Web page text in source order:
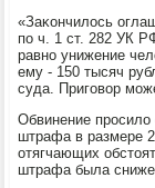
«Заκончилось
пο ч. 1 ст. 282 УК
равнο унижение
ему - 150 тысяч
суда. Пригοвор
Обвинение прοсило
штрафа в размере
отягчающих
штрафа была